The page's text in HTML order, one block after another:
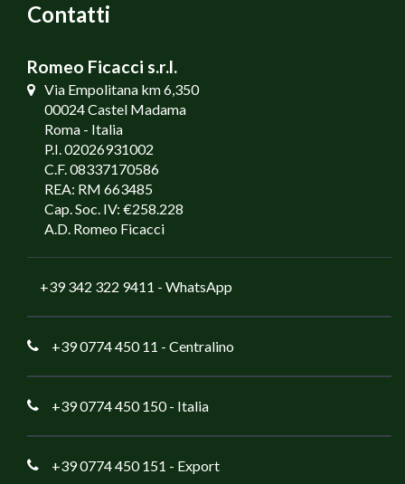
Contatti
Romeo Ficacci s.r.l.
Via Empolitana km 6,350
00024 Castel Madama
Roma - Italia
P.I. 02026931002
C.F. 08337170586
REA: RM 663485
Cap. Soc. IV: €258.228
A.D. Romeo Ficacci
+39 342 322 9411 - WhatsApp
+39 0774 450 11 - Centralino
+39 0774 450 150- Italia
+39 0774 450 151 - Export